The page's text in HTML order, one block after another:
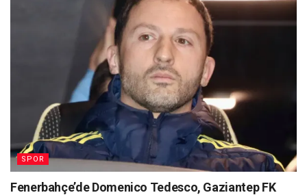
SPOR
Fenerbahçe’de Domenico Tedesco, Gaziantep FK